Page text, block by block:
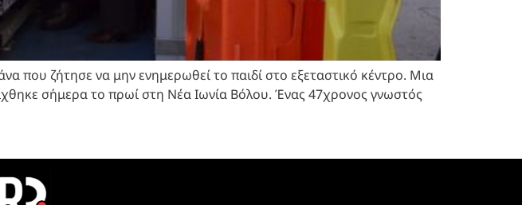
που ζήτησε να μην ενημερωθεί το παιδί στο εξεταστικό κέντρο. Μια
σήμερα το πρωί στη Νέα Ιωνία Βόλου. Ένας 47χρονος γνωστός